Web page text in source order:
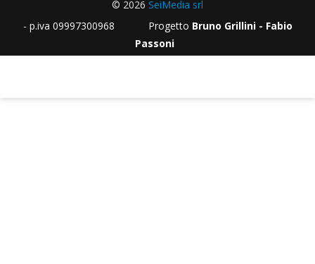
© 2026 SeiMedia srl
- p.iva 09997300968 Progetto Bruno Grillini - Fabio
Passoni